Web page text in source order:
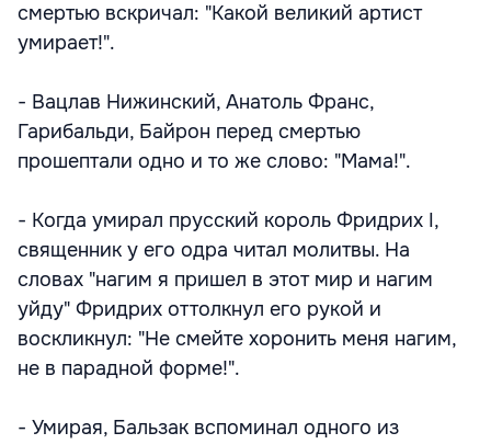
смертью вскричал: "Какой великий артист
умирает!".
- Вацлав Нижинский, Анатоль Франс,
Гарибальди, Байрон перед смертью
прошептали одно и то же слово: "Мама!".
- Когда умирал прусский король Фридрих I,
священник у его одра читал молитвы. На
словах "нагим я пришел в этот мир и нагим
уйду" Фридрих оттолкнул его рукой и
воскликнул: "Не смейте хоронить меня нагим,
не в парадной форме!".
- Умирая, Бальзак вспоминал одного из